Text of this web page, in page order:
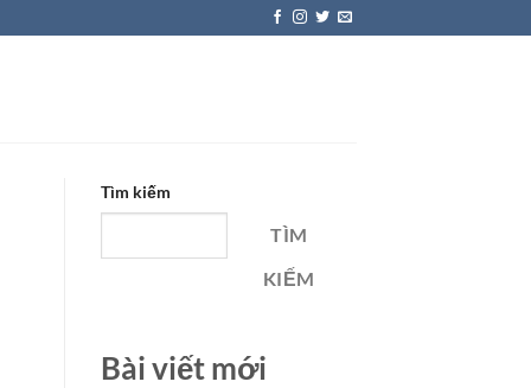
Tìm kiếm
TÌM
KIẾM
Bài viết mới